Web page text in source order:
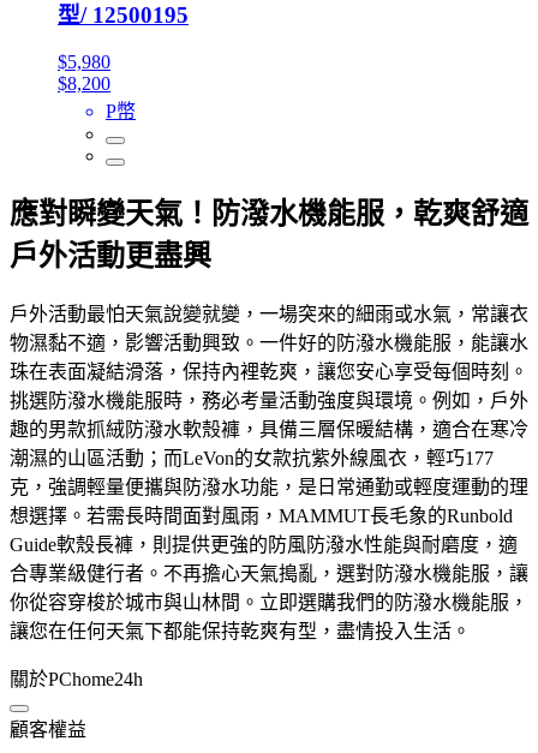
型/ 12500195
$5,980
$8,200
P幣
應對瞬變天氣！防潑水機能服，乾爽舒適
戶外活動更盡興
戶外活動最怕天氣說變就變，一場突來的細雨或水氣，常讓衣
物濕黏不適，影響活動興致。一件好的防潑水機能服，能讓水
珠在表面凝結滑落，保持內裡乾爽，讓您安心享受每個時刻。
挑選防潑水機能服時，務必考量活動強度與環境。例如，戶外
趣的男款抓絨防潑水軟殼褲，具備三層保暖結構，適合在寒冷
潮濕的山區活動；而LeVon的女款抗紫外線風衣，輕巧177
克，強調輕量便攜與防潑水功能，是日常通勤或輕度運動的理
想選擇。若需長時間面對風雨，MAMMUT長毛象的Runbold
Guide軟殼長褲，則提供更強的防風防潑水性能與耐磨度，適
合專業級健行者。不再擔心天氣搗亂，選對防潑水機能服，讓
你從容穿梭於城市與山林間。立即選購我們的防潑水機能服，
讓您在任何天氣下都能保持乾爽有型，盡情投入生活。
關於PChome24h
顧客權益